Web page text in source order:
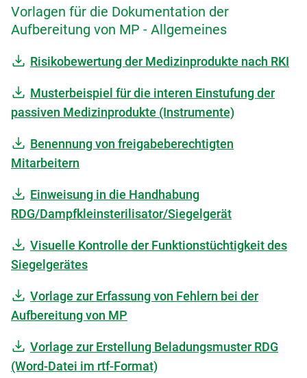
Vorlagen für die Dokumentation der
Aufbereitung von MP - Allgemeines
Risikobewertung der Medizinprodukte nach RKI
Musterbeispiel für die interen Einstufung der
passiven Medizinprodukte (Instrumente)
Benennung von freigabeberechtigten
Mitarbeitern
Einweisung in die Handhabung
RDG/Dampfkleinsterilisator/Siegelgerät
Visuelle Kontrolle der Funktionstüchtigkeit des
Siegelgerätes
Vorlage zur Erfassung von Fehlern bei der
Aufbereitung von MP
Vorlage zur Erstellung Beladungsmuster RDG
(Word-Datei im rtf-Format)